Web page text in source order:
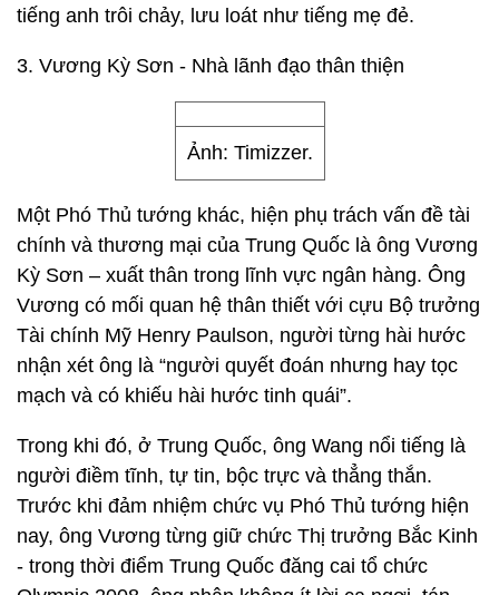
tiếng anh trôi chảy, lưu loát như tiếng mẹ đẻ.
3. Vương Kỳ Sơn - Nhà lãnh đạo thân thiện
Ảnh: Timizzer.
Một Phó Thủ tướng khác, hiện phụ trách vấn đề tài
chính và thương mại của Trung Quốc là ông Vương
Kỳ Sơn – xuất thân trong lĩnh vực ngân hàng. Ông
Vương có mối quan hệ thân thiết với cựu Bộ trưởng
Tài chính Mỹ Henry Paulson, người từng hài hước
nhận xét ông là “người quyết đoán nhưng hay tọc
mạch và có khiếu hài hước tinh quái”.
Trong khi đó, ở Trung Quốc, ông Wang nổi tiếng là
người điềm tĩnh, tự tin, bộc trực và thẳng thắn.
Trước khi đảm nhiệm chức vụ Phó Thủ tướng hiện
nay, ông Vương từng giữ chức Thị trưởng Bắc Kinh
- trong thời điểm Trung Quốc đăng cai tổ chức